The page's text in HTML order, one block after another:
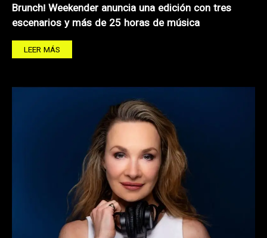
Brunch! Weekender anuncia una edición con tres
escenarios y más de 25 horas de música
LEER MÁS